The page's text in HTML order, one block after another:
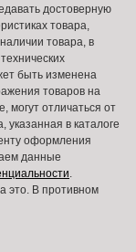
достоверную
товара,
товара, в
быть изменена
товаров на
могут отличаться от
в каталоге
оформления
данные
это. В противном